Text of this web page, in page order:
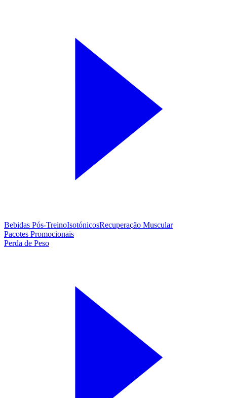
Bebidas Pós-TreinoIsotónicosRecuperação Muscular
Pacotes Promocionais
Perda de Peso